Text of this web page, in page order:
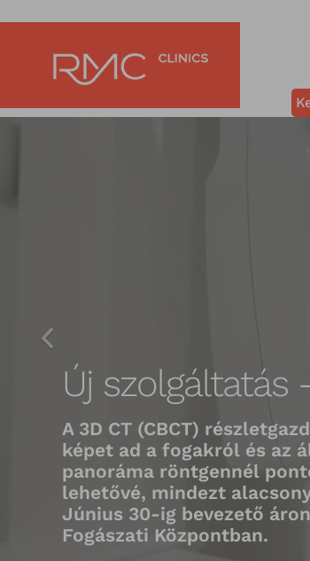
public.slider.prev
Új szolgáltatás
A 3D CT (CBCT)
képet ad a fogakról és az
panoráma röntgennél
lehetővé, mindezt
Június 30-ig bevezető
Fogászati Központban.